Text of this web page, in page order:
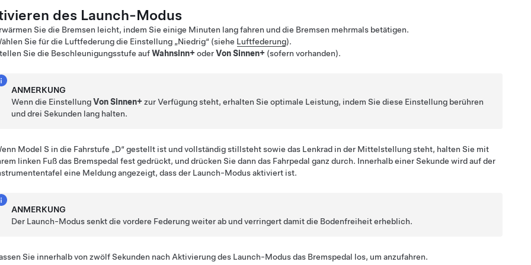
des Launch-Modus
Sie die Bremsen leicht, indem Sie einige Minuten lang fahren und die Bremsen mehrmals betätigen.
Sie für die Luftfederung die Einstellung „Niedrig“ (siehe Luftfederung).
Sie die Beschleunigungsstufe aufWahnsinn+oderVon Sinnen+ (sofern vorhanden).
ANMERKUNG
Wenn die EinstellungVon Sinnen+zur Verfügung steht, erhalten Sie optimale Leistung, indem Sie diese Einstellung berühren
und drei Sekunden lang halten.
Model S in die Fahrstufe „D“ gestellt ist und vollständig stillsteht sowie das Lenkrad in der Mittelstellung steht, halten Sie mit
linken Fuß das Bremspedal fest gedrückt, und drücken Sie dann das Fahrpedal ganz durch. Innerhalb einer Sekunde wird auf der
eine Meldung angezeigt, dass der Launch-Modus aktiviert ist.
ANMERKUNG
Der Launch-Modus senkt die vordere Federung weiter ab und verringert damit die Bodenfreiheit erheblich.
Sie innerhalb von zwölf Sekunden nach Aktivierung des Launch-Modus das Bremspedal los, um anzufahren.